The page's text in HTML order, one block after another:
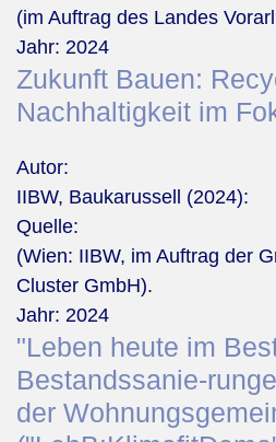
(im Auftrag des Landes
Jahr: 2024
Zukunft Bauen:
Nachhaltigkeit im
Autor:
IIBW, Baukarussell (2024):
Quelle:
(Wien: IIBW, im Auftrag der
Cluster GmbH).
Jahr: 2024
"Leben heute im
Bestandssanie-
der